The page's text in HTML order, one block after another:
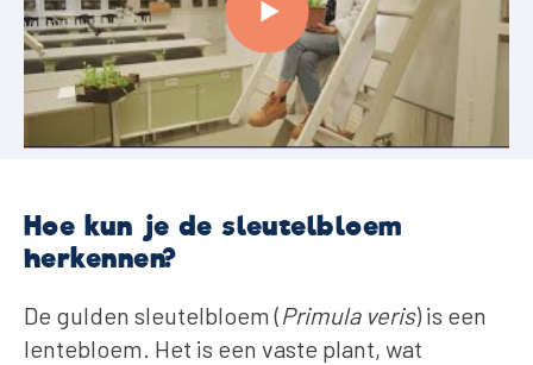
Hoe kun je de sleutelbloem
herkennen?
De gulden sleutelbloem (Primula veris) is een
lentebloem. Het is een vaste plant, wat